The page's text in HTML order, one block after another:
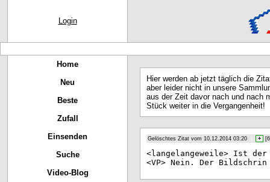
Login
Home
Neu
Beste
Zufall
Einsenden
Suche
Video-Blog
Hier werden ab jetzt täglich die
aber leider nicht in unsere
aus der Zeit davor nach und nach
Stück weiter in die Vergangenheit!
Gelöschtes Zitat vom 10.12.2014 03:20 + [6
<langelangeweile> Ist der
<VP> Nein. Der